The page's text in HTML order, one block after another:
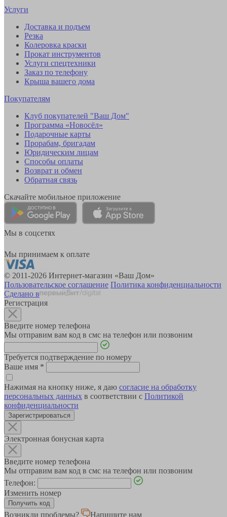
Услуги
Доставка и подъем
Резка
Колеровка краски
Прокат инструментов
Услуги спецтехники
Заказ по телефону
Крыша вашего дома
Покупателям
Клуб покупателей "Ваш Дом"
Программа «Новосёл»
Подарочные карты
Прорабам, бригадам
Юридическим лицам
Способы оплаты
Возврат и обмен
Обратная связь
Скачайте мобильное приложение
Мы в соцсетях
Мы принимаем к оплате
© 2011-2026 Интернет-магазин «Ваш Дом»
Пользовательское соглашение Политика конфиденциальности
Сделано в
Регистрация
Введите номер телефона
Мы отправим вам код в смс на телефон или позвоним
Требуется подтверждение по номеру
Ваше имя *
Нажимая на кнопку ниже, я даю согласие на обработку
персональных данных в соответствии с Политикой
конфиденциальности
Зарегистрироваться
Электронная бонусная карта
Введите номер телефона
Мы отправим вам код в смс на телефон или позвоним
Телефон:
Изменить номер
Возникли проблемы? Напишите нам